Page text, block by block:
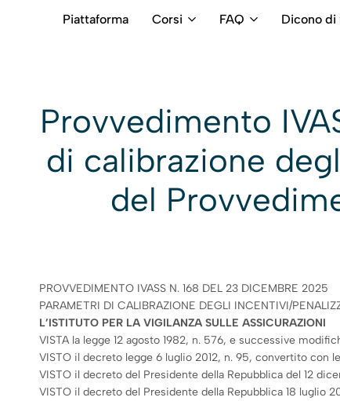
Piattaforma Corsi FAQ Dicono di
Provvedimento
di calibrazione
del
PROVVEDIMENTO IVASS N. 168 DEL 23 DICEMBRE 2025
PARAMETRI DI CALIBRAZIONE DEGLI INCENTIVI/
L’ISTITUTO PER LA VIGILANZA SULLE ASSICURAZIONI
VISTA la legge 12 agosto 1982, n. 576, e successive
VISTO il decreto legge 6 luglio 2012, n. 95, convertito con
VISTO il decreto del Presidente della Repubblica del 12
VISTO il decreto del Presidente della Repubblica 18 luglio